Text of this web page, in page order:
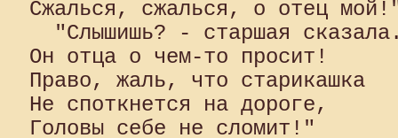
Сжалься, сжалься, о отец
"Слышишь? - старшая
Он отца о чем-то просит!
Право, жаль, что старикашка
Не споткнется на дороге,
Головы себе не сломит!"